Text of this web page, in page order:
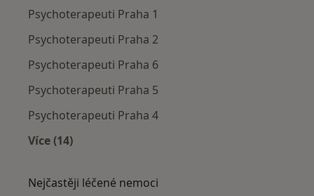
Psychoterapeuti Praha 1
Psychoterapeuti Praha 2
Psychoterapeuti Praha 6
Psychoterapeuti Praha 5
Psychoterapeuti Praha 4
Více (14)
Nejčastěji léčené nemoci